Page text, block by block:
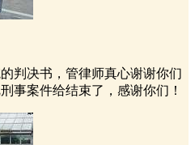
判决书，管律师真心谢谢你们
事案件给结束了，感谢你们！